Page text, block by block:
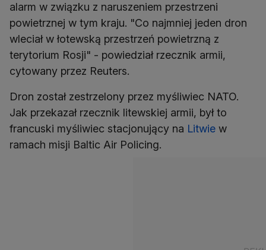
alarm w związku z naruszeniem przestrzeni
powietrznej w tym kraju. "Co najmniej jeden dron
wleciał w łotewską przestrzeń powietrzną z
terytorium Rosji" - powiedział rzecznik armii,
cytowany przez Reuters.
Dron został zestrzelony przez myśliwiec NATO.
Jak przekazał rzecznik litewskiej armii, był to
francuski myśliwiec stacjonujący na Litwie w
ramach misji Baltic Air Policing.